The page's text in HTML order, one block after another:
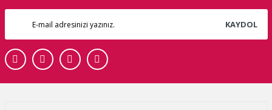
KAYDOL